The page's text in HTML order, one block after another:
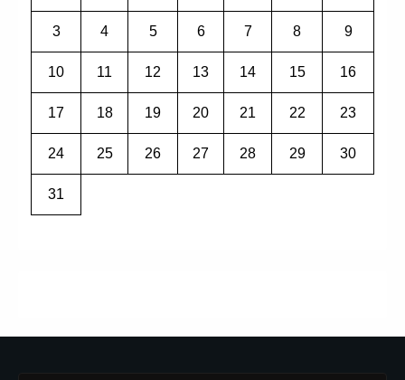
3 4 5 6 7 8 9
10 11 12 13 14 15 16
17 18 19 20 21 22 23
24 25 26 27 28 29 30
31